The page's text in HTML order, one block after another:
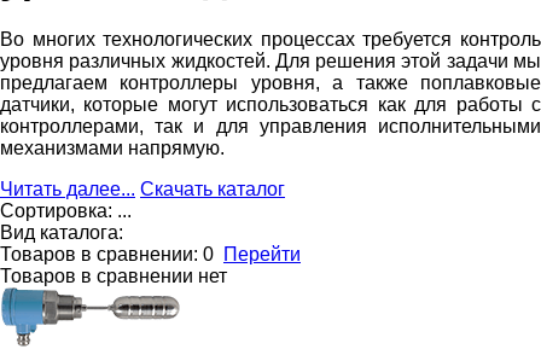
Во многих технологических процессах требуется контроль
уровня различных жидкостей. Для решения этой задачи мы
предлагаем контроллеры уровня, а также поплавковые
датчики, которые могут использоваться как для работы с
контроллерами, так и для управления исполнительными
механизмами напрямую.
Читать далее... Скачать каталог
Сортировка: ...
Вид каталога:
Товаров в сравнении: 0 Перейти
Товаров в сравнении нет